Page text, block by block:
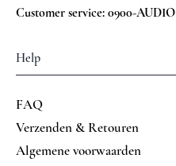
Customer service: 0900-AUDIO
Help
FAQ
Verzenden & Retouren
Algemene voorwaarden